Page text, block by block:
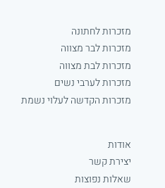
מזכרות לחתונה
מזכרות לבר מצווה
מזכרות לבת מצווה
מזכרות לערבי נשים
מזכרות הקדשה לעלוי נשמת
אודות
יצירת קשר
שאלות נפוצות